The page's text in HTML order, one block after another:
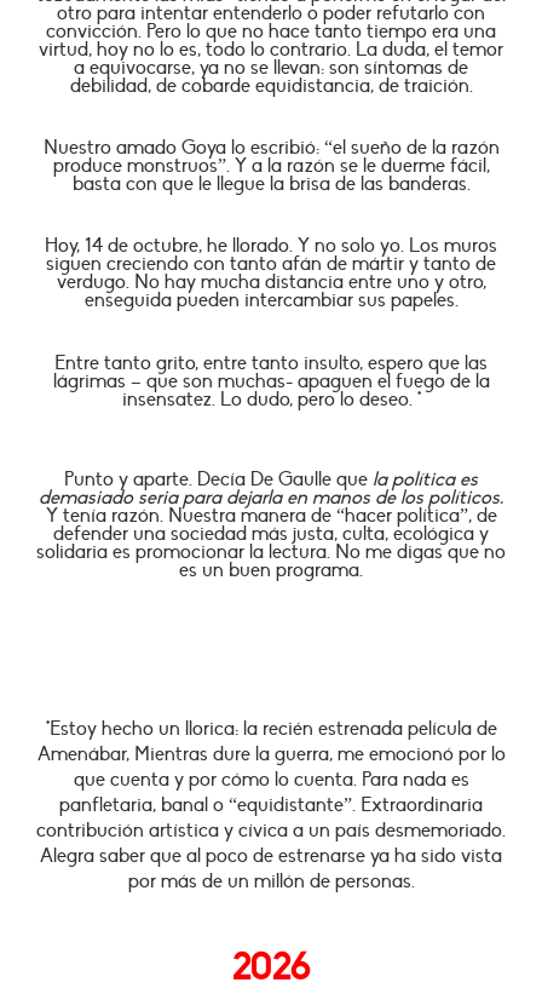
otro para intentar entenderlo o poder refutarlo con
convicción. Pero lo que no hace tanto tiempo era una
virtud, hoy no lo es, todo lo contrario. La duda, el temor
a equivocarse, ya no se llevan: son síntomas de
debilidad, de cobarde equidistancia, de traición.
Nuestro amado Goya lo escribió: “el sueño de la razón
produce monstruos”. Y a la razón se le duerme fácil,
basta con que le llegue la brisa de las banderas.
Hoy, 14 de octubre, he llorado. Y no solo yo. Los muros
siguen creciendo con tanto afán de mártir y tanto de
verdugo. No hay mucha distancia entre uno y otro,
enseguida pueden intercambiar sus papeles.
Entre tanto grito, entre tanto insulto, espero que las
lágrimas – que son muchas- apaguen el fuego de la
insensatez. Lo dudo, pero lo deseo. *
Punto y aparte. Decía De Gaulle que la política es
demasiado seria para dejarla en manos de los políticos.
Y tenía razón. Nuestra manera de “hacer política”, de
defender una sociedad más justa, culta, ecológica y
solidaria es promocionar la lectura. No me digas que no
es un buen programa.
*Estoy hecho un llorica: la recién estrenada película de
Amenábar, Mientras dure la guerra, me emocionó por lo
que cuenta y por cómo lo cuenta. Para nada es
panfletaria, banal o “equidistante”. Extraordinaria
contribución artística y cívica a un país desmemoriado.
Alegra saber que al poco de estrenarse ya ha sido vista
por más de un millón de personas.
2026